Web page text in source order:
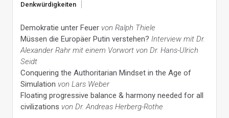
Denkwürdigkeiten
Demokratie unter Feuer von Ralph Thiele
Müssen die Europäer Putin verstehen? Interview mit Dr.
Alexander Rahr mit einem Vorwort von Dr. Hans-Ulrich
Seidt
Conquering the Authoritarian Mindset in the Age of
Simulation von Lars Weber
Floating progressive balance & harmony needed for all
civilizations von Dr. Andreas Herberg-Rothe